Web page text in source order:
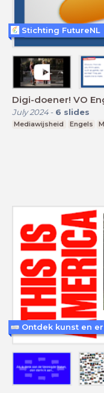
Digi-doener! VO
July 2024- 6 slides
Mediawijsheid Engels
Stichting FutureNL
Ontdek kunst en